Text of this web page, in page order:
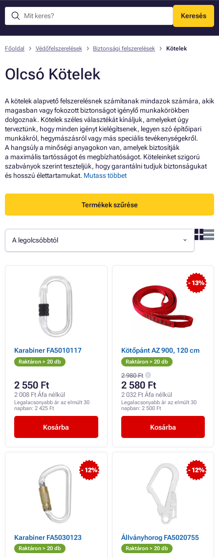
Keresés
Menü
Főoldal Védőfelszerelések Biztonsági felszerelések Kötelek
Olcsó Kötelek
A kötelek alapvető felszerelésnek számítanak mindazok számára, akik
magasban vagy fokozott biztonságot igénylő munkakörökben
dolgoznak. Kötelek széles választékát kínáljuk, amelyeket úgy
terveztünk, hogy minden igényt kielégítsenek, legyen szó építőipari
munkákról, hegymászásról vagy más speciális tevékenységekről.
A hangsúly a minőségi anyagokon van, amelyek biztosítják
a maximális tartósságot és megbízhatóságot. Köteleinket szigorú
szabványok szerint teszteljük, hogy garantálni tudjuk biztonságukat
és hosszú élettartamukat. Mutass többet
Termékek szűrése
A legolcsóbbtól
Karabiner FA5010117
Raktáron > 20 db
2 550 Ft
2 008 Ft Áfa nélkül
Legalacsonyabb ár az elmúlt 30
napban: 2 425 Ft
Kosárba
- 13%
Kötőpánt AZ 900, 120 cm
Raktáron > 20 db
2 980 Ft
2 580 Ft
2 032 Ft Áfa nélkül
Legalacsonyabb ár az elmúlt 30
napban: 2 500 Ft
Kosárba
- 12%
Karabiner FA5030123
Raktáron > 20 db
- 12%
Állványhorog FA5020755
Raktáron > 20 db